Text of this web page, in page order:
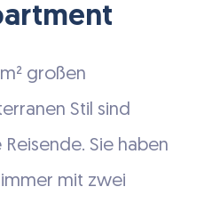
großen
Stil sind
Sie haben
mit zwei